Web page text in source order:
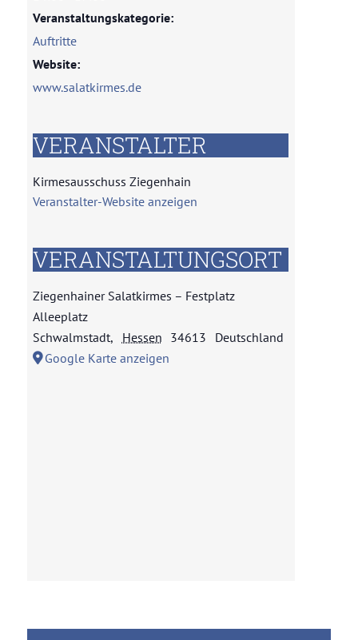
Veranstaltungskategorie:
Auftritte
Website:
www.salatkirmes.de
VERANSTALTER
Kirmesausschuss Ziegenhain
Veranstalter-Website anzeigen
VERANSTALTUNGSORT
Ziegenhainer Salatkirmes – Festplatz
Alleeplatz
Schwalmstadt, Hessen 34613
Deutschland
Google Karte anzeigen
Unsere Geschichte